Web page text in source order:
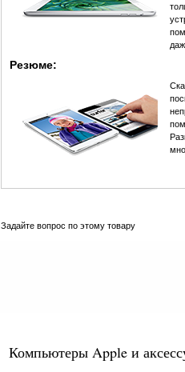
Резюме:
Задайте вопрос по этому товару
Компьютеры Apple и